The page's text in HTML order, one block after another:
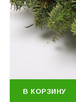
В КОРЗИНУ